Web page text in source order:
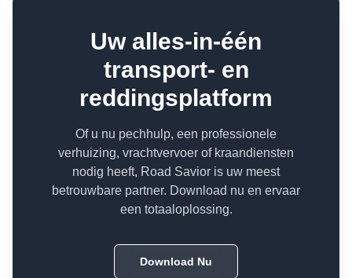
Uw alles-in-één
transport- en
reddingsplatform
Of u nu pechhulp, een professionele
verhuizing, vrachtvervoer of kraandiensten
nodig heeft, Road Savior is uw meest
betrouwbare partner. Download nu en ervaar
een totaaloplossing.
Download Nu